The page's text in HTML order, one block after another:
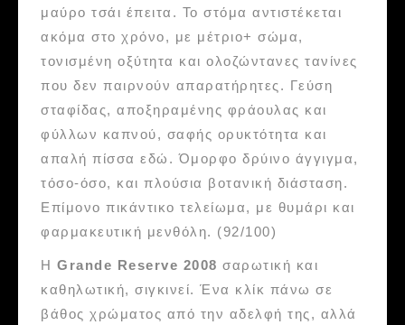
μαύρο τσάι έπειτα. Το στόμα αντιστέκεται
ακόμα στο χρόνο, με μέτριο+ σώμα,
τονισμένη οξύτητα και ολοζώντανες τανίνες
που δεν παιρνούν απαρατήρητες. Γεύση
σταφίδας, αποξηραμένης φράουλας και
φύλλων καπνού, σαφής ορυκτότητα και
απαλή πίσσα εδώ. Όμορφο δρύινο άγγιγμα,
τόσο-όσο, και πλούσια βοτανική διάσταση.
Επίμονο πικάντικο τελείωμα, με θυμάρι και
φαρμακευτική μενθόλη. (92/100)
Η Grande Reserve 2008 σαρωτική και
καθηλωτική, σιγκινεί. Ένα κλίκ πάνω σε
βάθος χρώματος από την αδελφή της, αλλά